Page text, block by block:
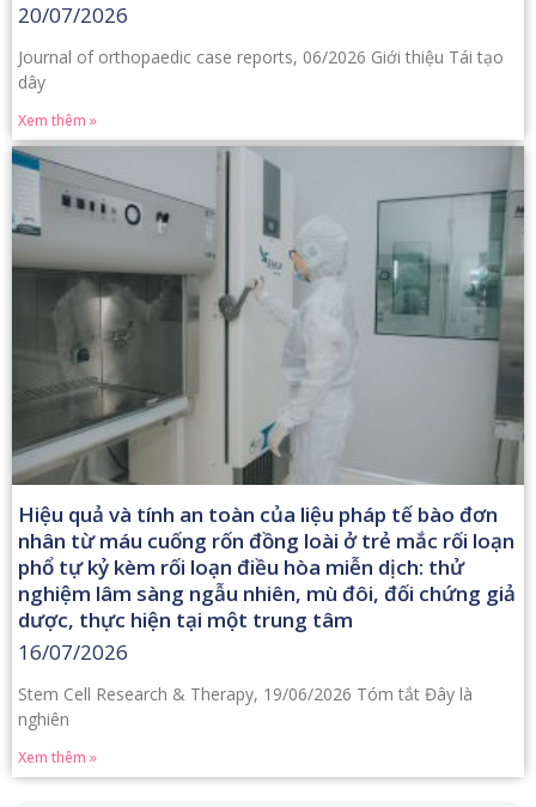
20/07/2026
Journal of orthopaedic case reports, 06/2026 Giới thiệu Tái tạo
dây
Xem thêm »
Hiệu quả và tính an toàn của liệu pháp tế bào đơn
nhân từ máu cuống rốn đồng loài ở trẻ mắc rối loạn
phổ tự kỷ kèm rối loạn điều hòa miễn dịch: thử
nghiệm lâm sàng ngẫu nhiên, mù đôi, đối chứng giả
dược, thực hiện tại một trung tâm
16/07/2026
Stem Cell Research & Therapy, 19/06/2026 Tóm tắt Đây là
nghiên
Xem thêm »